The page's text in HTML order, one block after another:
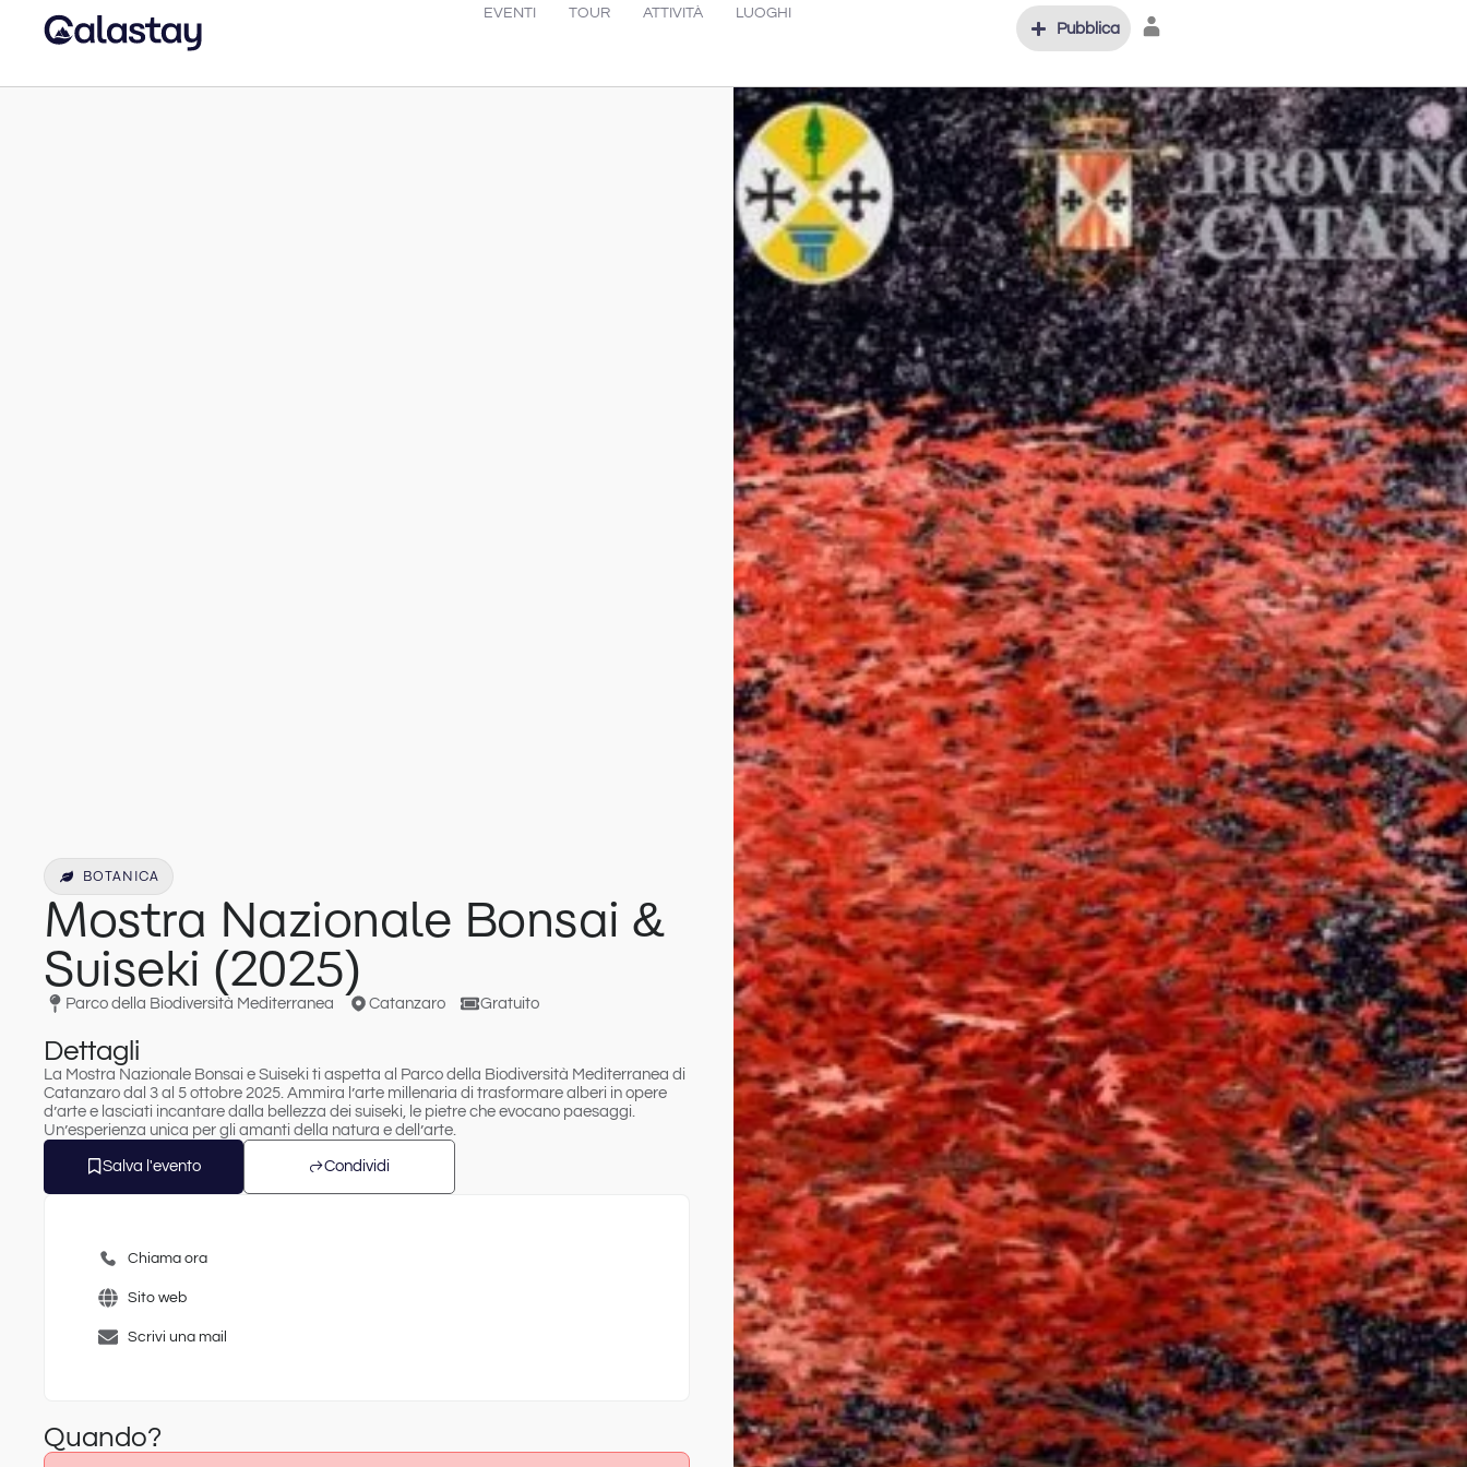
EVENTI TOUR ATTIVITÀ LUOGHI
Pubblica
BOTANICA
Mostra Nazionale Bonsai &
Suiseki (2025)
Parco della Biodiversità Mediterranea Catanzaro Gratuito
Dettagli
La Mostra Nazionale Bonsai e Suiseki ti aspetta al Parco della Biodiversità Mediterranea di
Catanzaro dal 3 al 5 ottobre 2025 . Ammira l’arte millenaria di trasformare alberi in opere
d’arte e lasciati incantare dalla bellezza dei suiseki, le pietre che evocano paesaggi.
Un’esperienza unica per gli amanti della natura e dell’arte.
Salva l'evento Condividi
Chiama ora
Sito web
Scrivi una mail
Quando?